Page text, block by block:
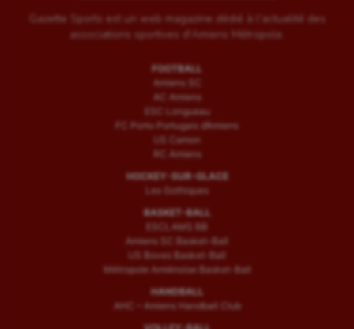
Gazette Sports est un web magazine dédié à l'actualité des
associations sportives d'Amiens Métropole.
FOOTBALL
Amiens SC
AC Amiens
ESC Longueau
FC Porto Portugais d’Amiens
US Camon
RC Amiens
HOCKEY-SUR-GLACE
Les Gothiques
BASKET-BALL
ESCLAMS BB
Amiens SC Basket-Ball
US Boves Basket-Ball
Métropole Amiénoise Basket-Ball
HANDBALL
AHC – Amiens Handball Club